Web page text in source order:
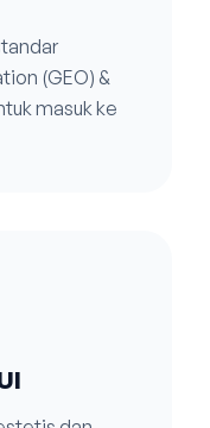
(GEO) &
masuk ke